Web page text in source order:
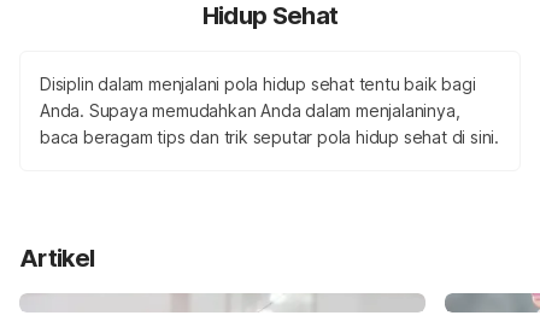
Hidup Sehat
Disiplin dalam menjalani pola hidup sehat tentu baik bagi
Anda. Supaya memudahkan Anda dalam menjalaninya,
baca beragam tips dan trik seputar pola hidup sehat di sini.
Artikel